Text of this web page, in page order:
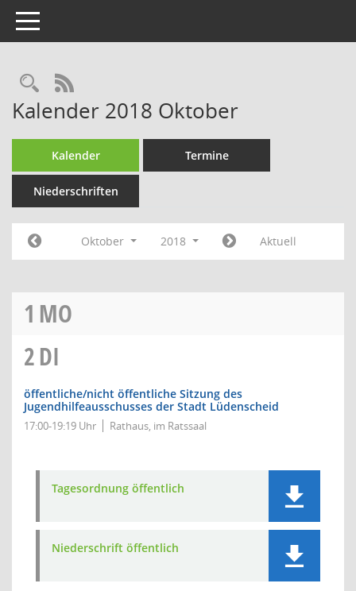
Toggle navigation
Rechercheauswahl
RSS-Feed
Kalender 2018 Oktober
Kalender Termine
Niederschriften
Oktober 2018 Aktuell
1 MO
2DI
öffentliche/nicht öffentliche Sitzung des
Jugendhilfeausschusses der Stadt Lüdenscheid
17:00-19:19 Uhr Rathaus, im Ratssaal
Tagesordnung öffentlich
Niederschrift öffentlich